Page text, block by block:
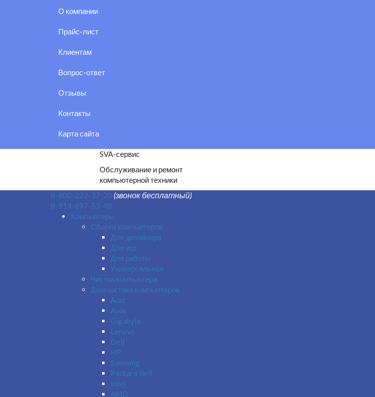
О компании
Прайс-лист
Клиентам
Вопрос-ответ
Отзывы
Контакты
Карта сайта
SVA-сервис
Обслуживание и ремонт
компьютерной техники
8-800-222-37-20 (звонок бесплатный)
8-914-697-53-48
Компьютеры
Сборка компьютеров
Для дизайнера
Для игр
Для работы
Универсальная
Чистка компьютера
Диагностика компьютеров
Acer
Asus
Gigabyte
Lenovo
Dell
HP
Samsung
Packard Bell
Intel
AMD